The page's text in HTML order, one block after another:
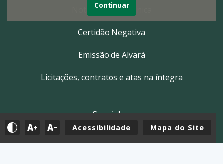
Acessibilidade Mapa do Site
Nota Fiscal Eletrônica
Certidão Negativa
Emissão de Alvará
Licitações, contratos e atas na íntegra
Servidor
Continuar